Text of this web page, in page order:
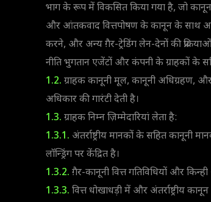
भाग के रूप में विकसित किया गया है, जो
और आंतकवाद वित्तपोषण के कानून के साथ
करने, और अन्य ग़ैर-ट्रेडिंग लेन-देनों की
नीति भुगतान एजेंटों और कंपनी के ग्राहकों के
1.2. ग्राहक कानूनी मूल, कानूनी अधिग्रहण,
अधिकार की गारंटी देती है।
1.3. ग्राहक निम्न ज़िम्मेदारियां लेता है:
1.3.1. अंतर्राष्ट्रीय मानकों के सहित कानूनी
लॉन्ड्रिंग पर केंद्रित है।
1.3.2. ग़ैर-कानूनी वित्त गतिविधियों और किन्ही
1.3.3. वित्त धोखाधड़ी में और अंतर्राष्ट्रीय